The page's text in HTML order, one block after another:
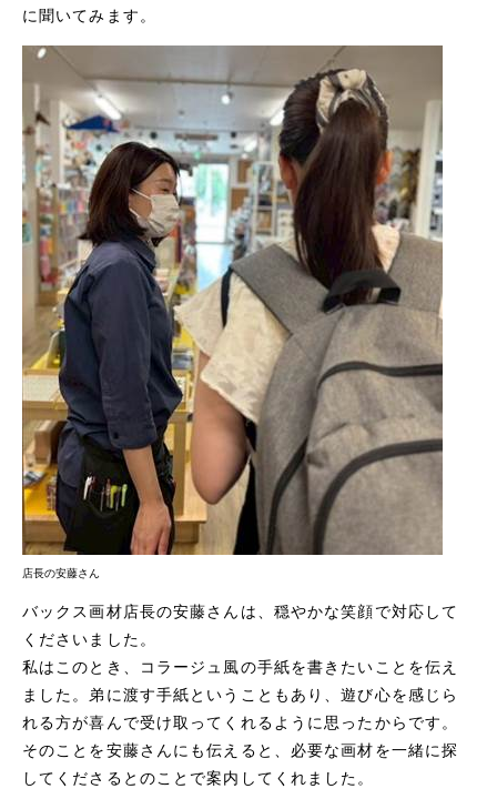
に聞いてみます。
店長の安藤さん
バックス画材店長の安藤さんは、穏やかな笑顔で対応して
くださいました。
私はこのとき、コラージュ風の手紙を書きたいことを伝え
ました。弟に渡す手紙ということもあり、遊び心を感じら
れる方が喜んで受け取ってくれるように思ったからです。
そのことを安藤さんにも伝えると、必要な画材を一緒に探
してくださるとのことで案内してくれました。